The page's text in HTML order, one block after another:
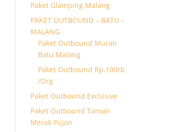
Paket Glamping Malang
PAKET OUTBOUND – BATU –
MALANG
Paket Outbound Murah
Batu Malang
Paket Outbound Rp.100rb
/Org
Paket Outbound Exclusive
Paket Outbound Taman
Merak Pujon